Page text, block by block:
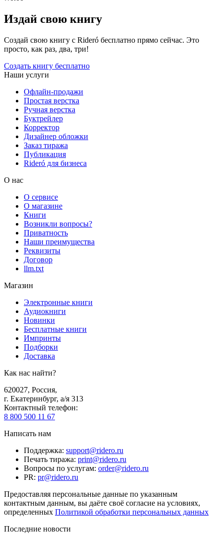
Издай свою книгу
Создай свою книгу с Rideró бесплатно прямо сейчас. Это
просто, как раз, два, три!
Создать книгу бесплатно
Наши услуги
Офлайн-продажи
Простая верстка
Ручная верстка
Буктрейлер
Корректор
Дизайнер обложки
Заказ тиража
Публикация
Rideró для бизнеса
О нас
О сервисе
О магазине
Книги
Возникли вопросы?
Приватность
Наши преимущества
Реквизиты
Договор
llm.txt
Магазин
Электронные книги
Аудиокниги
Новинки
Бесплатные книги
Импринты
Подборки
Доставка
Как нас найти?
620027, Россия,
г. Екатеринбург, а/я 313
Контактный телефон:
8 800 500 11 67
Написать нам
Поддержка: support@ridero.ru
Печать тиража: print@ridero.ru
Вопросы по услугам: order@ridero.ru
PR: pr@ridero.ru
Предоставляя персональные данные по указанным
контактным данным, вы даёте своё согласие на условиях,
определенных Политикой обработки персональных данных
Последние новости